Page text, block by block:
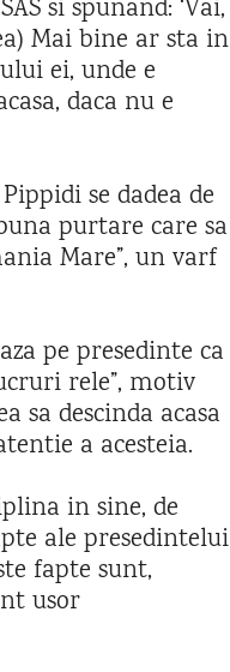
si spunand: ‘Vai,
Mai bine ar sta in
ei, unde e
daca nu e
se dadea de
purtare care sa
Mare”, un varf
pe presedinte ca
rele”, motiv
sa descinda acasa
a acesteia.
in sine, de
ale presedintelui
fapte sunt,
usor